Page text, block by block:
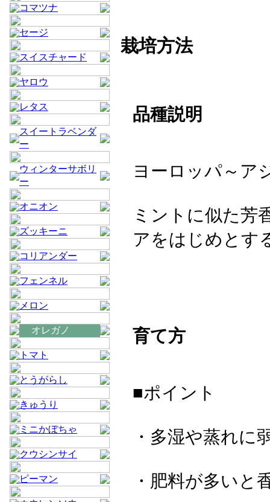
コマツナ
セージ
スイスチャード
ヤロウ
レタス
スイートラベンダ
ー
ウィンターサボリ
ー
オニオン
ズッキーニ
コリアンダー
フェンネル
メロン
オレガノ
トマト
とうがらし
きゅうり
ミニかぼちゃ
クウシンサイ
ピーマン
栽培方法
品種説明
ヨーロッパ～ア
ミントに似た芳
アをはじめとす
育て方
■ポイント
・多湿や蒸れに
・肥料が多い